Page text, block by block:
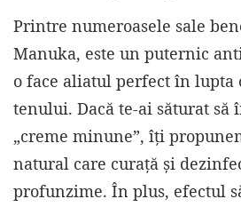
Printre numeroasele sale
Manuka, este un puternic
o face aliatul perfect în lupta
tenului. Dacă te-ai săturat să
„creme minune”, îți
natural care curaţă şi
profunzime. În plus, efectul